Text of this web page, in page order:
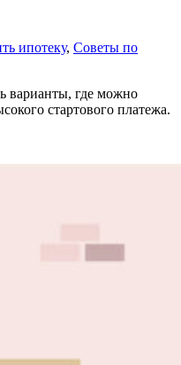
ипотеку, Советы по
варианты, где можно
стартового платежа.